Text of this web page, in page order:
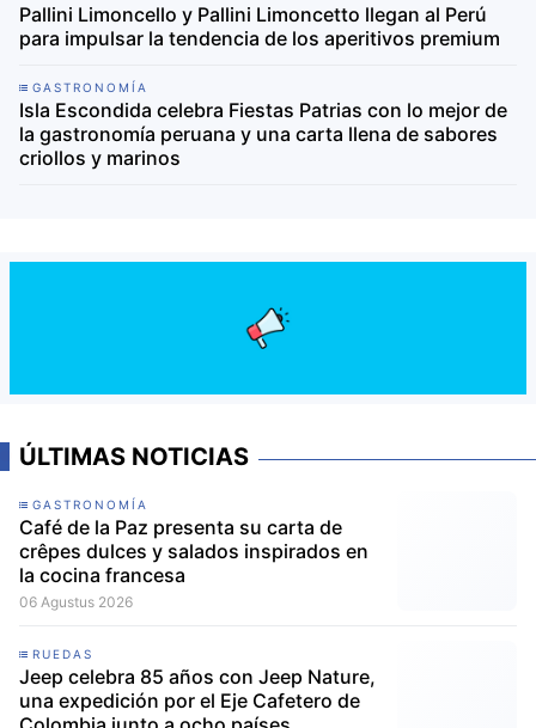
Pallini Limoncello y Pallini Limoncetto llegan al Perú
para impulsar la tendencia de los aperitivos premium
GASTRONOMÍA
Isla Escondida celebra Fiestas Patrias con lo mejor de
la gastronomía peruana y una carta llena de sabores
criollos y marinos
ÚLTIMAS NOTICIAS
GASTRONOMÍA
Café de la Paz presenta su carta de
crêpes dulces y salados inspirados en
la cocina francesa
06 Agustus 2026
RUEDAS
Jeep celebra 85 años con Jeep Nature,
una expedición por el Eje Cafetero de